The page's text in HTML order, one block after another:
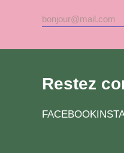
Adresse
mail
Restez
FACEBOOK